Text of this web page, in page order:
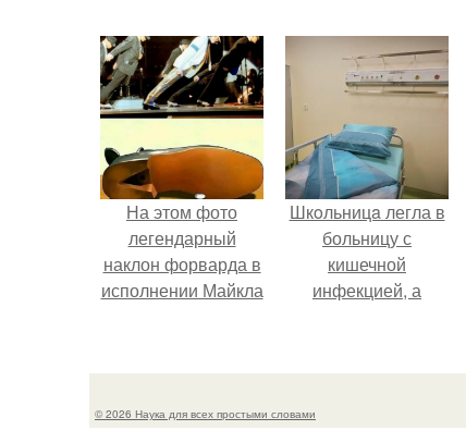
На этом фото
легендарный
наклон форварда в
исполнении Майкла
бросающий вызов
человеческого тела.
Шкoльницa легла в
больницу с
кишечной
инфекцией, а
© 2026 Наука для всех простыми словами